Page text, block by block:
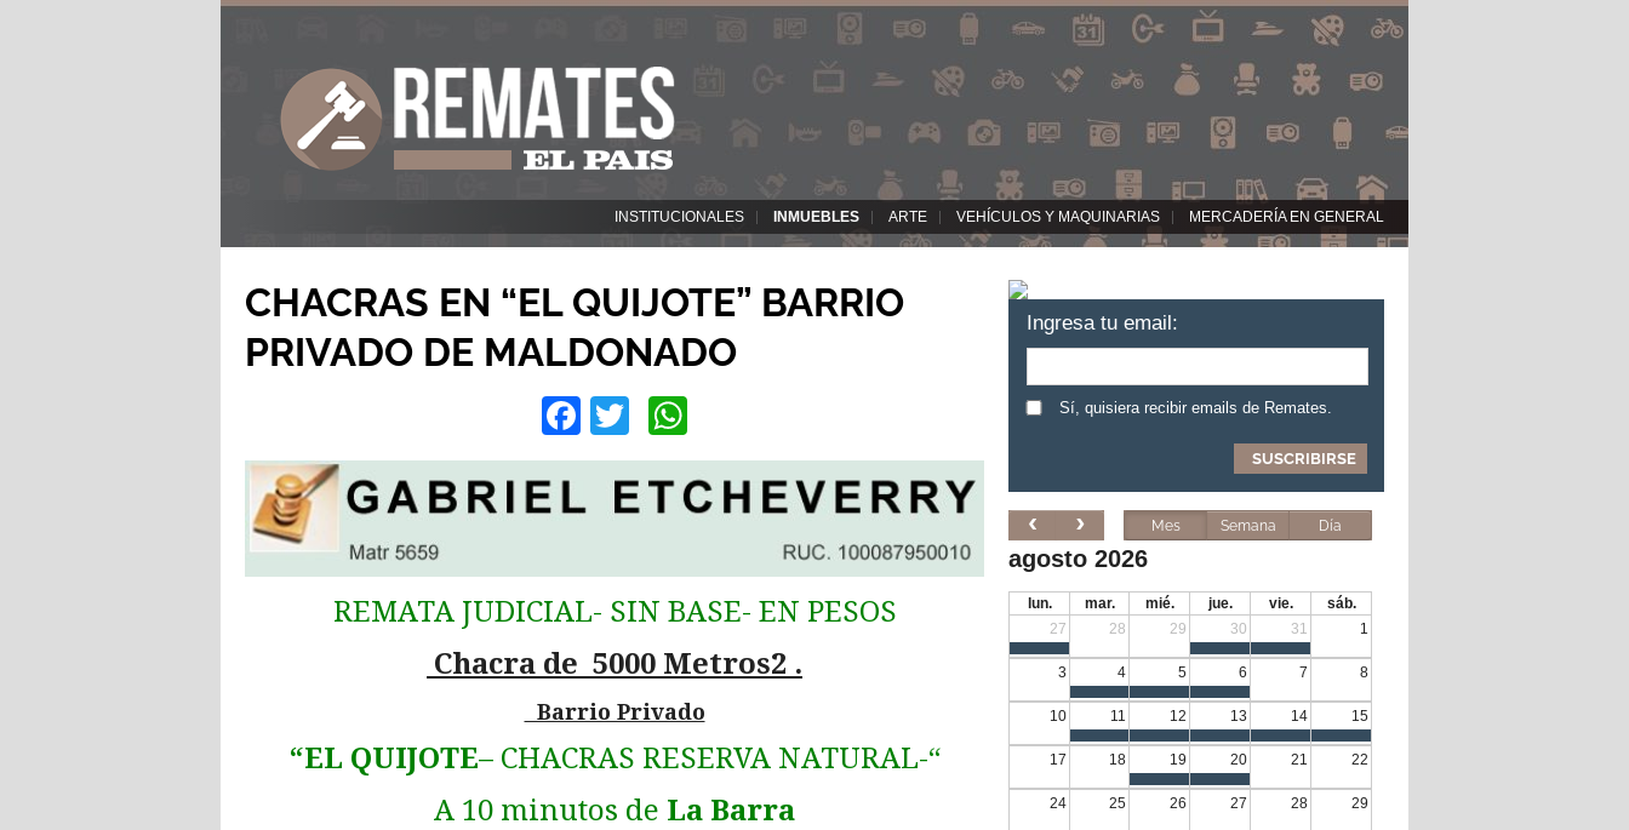
INSTITUCIONALES INMUEBLES ARTE VEHÍCULOS Y MAQUINARIAS MERCADERÍA EN GENERAL
CHACRAS EN “EL QUIJOTE” BARRIO
PRIVADO DE MALDONADO
Facebook
Twitter
REMATA JUDICIAL- SIN BASE- EN PESOS
Chacra de 5000 Metros2 .
Barrio Privado
“EL QUIJOTE– CHACRAS RESERVA NATURAL-“
A 10 minutos de La Barra
Ingresa tu email:
Sí, quisiera recibir emails de Remates.
Mes Semana Día
agosto 2026
lun. mar. mié. jue. vie.
sáb.
27
28 29 30 31 1
3 4 5 6 7 8
10 11 12 13 14 15
17 18 19 20 21 22
24 25 26 27 28 29